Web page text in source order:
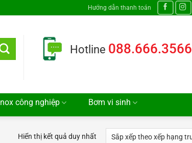
Hướng dẫn thanh toán
Hotline 088.666.3566
Inox công nghiệp Bơm vi sinh
Hiển thị kết quả duy nhất